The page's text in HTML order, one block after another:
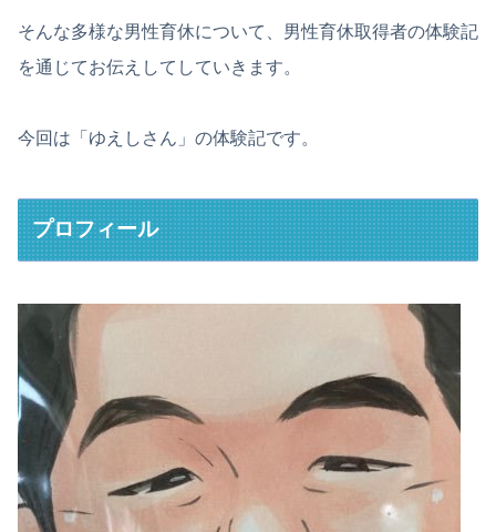
そんな多様な男性育休について、男性育休取得者の体験記
を通じてお伝えしてしていきます。
今回は「ゆえしさん」の体験記です。
プロフィール